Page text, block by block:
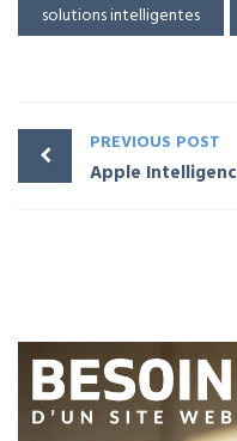
solutions intelligentes
PREVIOUS POST